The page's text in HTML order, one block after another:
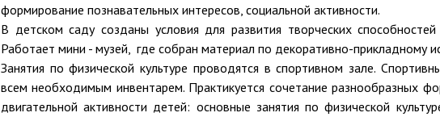
формирование познавательных интересов, социальной активности.
В детском саду созданы условия для развития творческих
Работает мини - музей, где собран материал по декоративно-прикладному
Занятия по физической культуре проводятся в спортивном зале.
всем необходимым инвентарем. Практикуется сочетание разнообразных
двигательной активности детей: основные занятия по физической